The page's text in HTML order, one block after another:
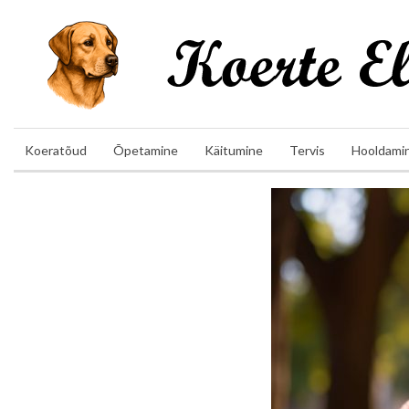
Koeratõud Õpetamine Käitumine Tervis